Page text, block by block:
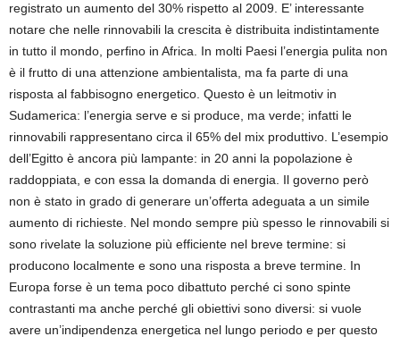
registrato un aumento del 30% rispetto al 2009. E’ interessante
notare che nelle rinnovabili la crescita è distribuita indistintamente
in tutto il mondo, perfino in Africa. In molti Paesi l’energia pulita non
è il frutto di una attenzione ambientalista, ma fa parte di una
risposta al fabbisogno energetico. Questo è un leitmotiv in
Sudamerica: l’energia serve e si produce, ma verde; infatti le
rinnovabili rappresentano circa il 65% del mix produttivo. L’esempio
dell’Egitto è ancora più lampante: in 20 anni la popolazione è
raddoppiata, e con essa la domanda di energia. Il governo però
non è stato in grado di generare un’offerta adeguata a un simile
aumento di richieste. Nel mondo sempre più spesso le rinnovabili si
sono rivelate la soluzione più efficiente nel breve termine: si
producono localmente e sono una risposta a breve termine. In
Europa forse è un tema poco dibattuto perché ci sono spinte
contrastanti ma anche perché gli obiettivi sono diversi: si vuole
avere un’indipendenza energetica nel lungo periodo e per questo